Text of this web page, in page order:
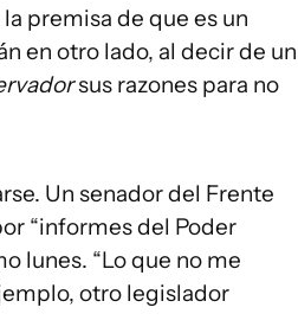
premisa de que es un
en otro lado, al decir de un
sus razones para no
Un senador del Frente
“informes del Poder
lunes. “Lo que no me
otro legislador